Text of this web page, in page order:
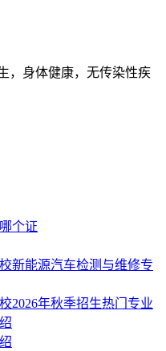
，身体健康，无传染性疾
个证
新能源汽车检测与维修专
2026年秋季招生热门专业